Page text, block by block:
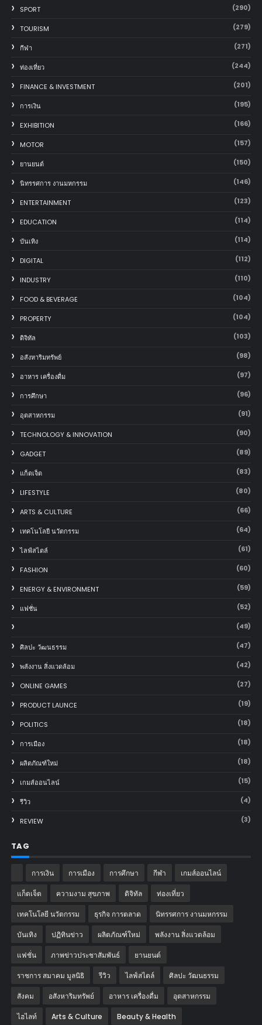
SPORT (290)
TOURISM (279)
กีฬา (271)
ท่องเที่ยว (244)
FINANCE & INVESTMENT (201)
การเงิน (195)
EXHIBITION (166)
MOTOR (157)
‎ยานยนต์‎ (150)
นิทรรศการ งานมหกรรม (146)
ENTERTAINMENT (123)
EDUCATION (114)
บันเทิง (114)
DIGITAL (112)
INDUSTRY (110)
FOOD & BEVERAGE (104)
PROPERTY (104)
ดิจิทัล (103)
อสังหาริมทรัพย์ (98)
อาหาร เครื่องดื่ม (97)
การศึกษา (96)
อุตสาหกรรม (91)
TECHNOLOGY & INNOVATION (90)
GADGET (89)
แก็ตเจ็ต (83)
LIFESTYLE (80)
ARTS & CULTURE (66)
เทคโนโลยี นวัตกรรม (64)
ไลฟ์สไตล์ (61)
FASHION (60)
ENERGY & ENVIRONMENT (59)
แฟชั่น (52)
(49)
ศิลปะ วัฒนธรรม (47)
พลังงาน สิ่งแวดล้อม (42)
ONLINE GAMES (27)
PRODUCT LAUNCE (19)
POLITICS (18)
การเมือง (18)
ผลิตภัณฑ์ใหม่ (18)
เกมส์ออนไลน์ (15)
รีวิว (4)
REVIEW (3)
TAG
การเงิน การเมือง การศึกษา กีฬา เกมส์ออนไลน์
แก็ตเจ็ต ความงาม สุขภาพ ดิจิทัล ท่องเที่ยว
เทคโนโลยี นวัตกรรม ธุรกิจ การตลาด นิทรรศการ งานมหกรรม
บันเทิง ปฏิทินข่าว ผลิตภัณฑ์ใหม่ พลังงาน สิ่งแวดล้อม
แฟชั่น ภาพข่าวประชาสัมพันธ์ ‎ยานยนต์‎
ราชการ สมาคม มูลนิธิ รีวิว ไลฟ์สไตล์ ศิลปะ วัฒนธรรม
สังคม อสังหาริมทรัพย์ อาหาร เครื่องดื่ม อุตสาหกรรม
ไฮไลท์ Arts & Culture Beauty & Health